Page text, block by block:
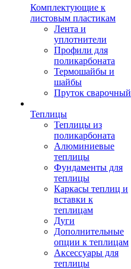
Комплектующие к
листовым пластикам
Лента и
уплотнители
Профили для
поликарбоната
Термошайбы и
шайбы
Пруток сварочный
Теплицы
Теплицы из
поликарбоната
Алюминиевые
теплицы
Фундаменты для
теплицы
Каркасы теплиц и
вставки к
теплицам
Дуги
Дополнительные
опции к теплицам
Аксессуары для
теплицы